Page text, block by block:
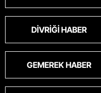
DIVRIĞI HABER
GEMEREK HABER